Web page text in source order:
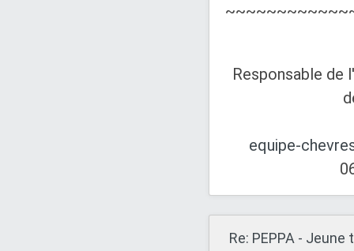
Responsable de
equipe-
Re: PEPPA - Jeune